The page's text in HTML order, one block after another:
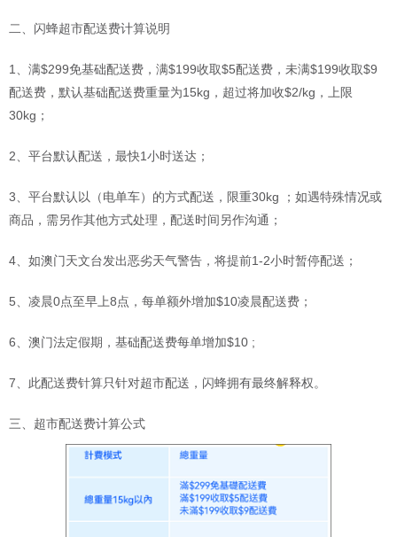
二、闪蜂超市配送费计算说明
1、满$299免基础配送费，满$199收取$5配送费，未满$199收取$9
配送费，默认基础配送费重量为15kg，超过将加收$2/kg，上限
30kg；
2、平台默认配送，最快1小时送达；
3、平台默认以（电单车）的方式配送，限重30kg ；如遇特殊情况或
商品，需另作其他方式处理，配送时间另作沟通；
4、如澳门天文台发出恶劣天气警告，将提前1-2小时暂停配送；
5、凌晨0点至早上8点，每单额外增加$10凌晨配送费；
6、澳门法定假期，基础配送费每单增加$10 ;
7、此配送费针算只针对超市配送，闪蜂拥有最终解释权。
三、超市配送费计算公式